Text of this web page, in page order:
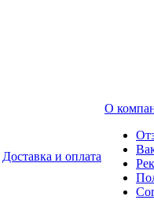
Доставка и оплата
О